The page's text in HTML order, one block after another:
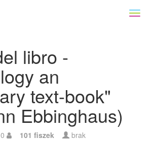
libro -
an
text-book"
Ebbinghaus)
0 101 fiszek brak